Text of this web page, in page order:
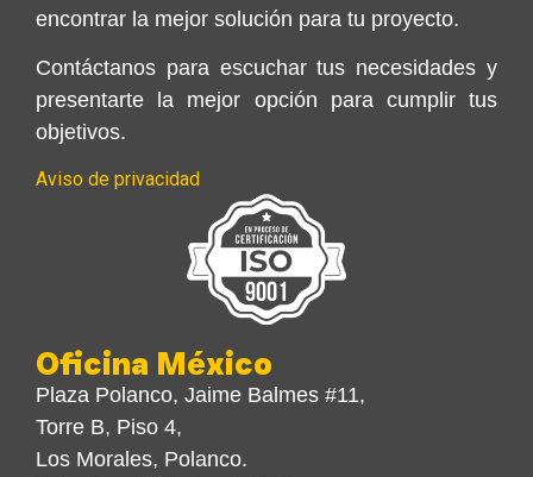
encontrar la mejor solución para tu proyecto.
Contáctanos para escuchar tus necesidades y
presentarte la mejor opción para cumplir tus
objetivos.
Aviso de privacidad
Oficina México
Plaza Polanco, Jaime Balmes #11,
Torre B, Piso 4,
Los Morales, Polanco.